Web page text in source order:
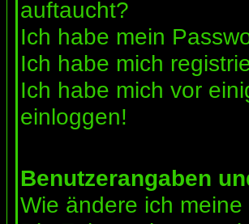
auftaucht?
Ich habe mein
Ich habe mich
Ich habe mich vor
einloggen!
Benutzerangaben
Wie ändere ich